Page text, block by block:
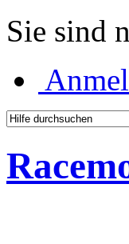
Sie sind